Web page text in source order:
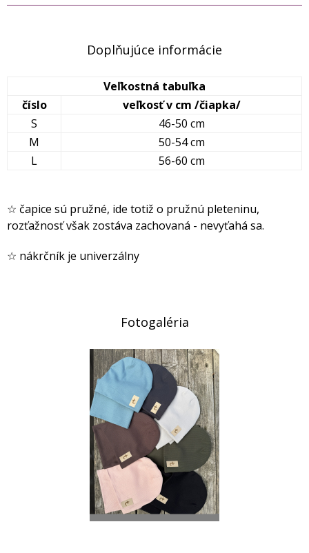
Doplňujúce informácie
Veľkostná tabuľka
číslo
veľkosť v cm /čiapka/
S
46-50 cm
M
50-54 cm
L
56-60 cm
☆ čapice sú pružné, ide totiž o pružnú pleteninu,
rozťažnosť však zostáva zachovaná - nevyťahá sa.
☆ nákrčník je univerzálny
Fotogaléria